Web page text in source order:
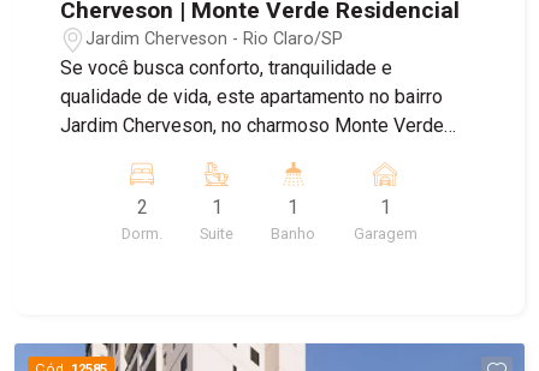
Cherveson | Monte Verde Residencial
Jardim Cherveson - Rio Claro/SP
Se você busca conforto, tranquilidade e
qualidade de vida, este apartamento no bairro
Jardim Cherveson, no charmoso Monte Verde
aconchegantes - Excelente iluminação natural -
Ótimo padrão de acabamento - Espaço ideal para
serviços e vias principais, garantindo
2
Dorm.
1
Suite
1
Banho
1
Garagem